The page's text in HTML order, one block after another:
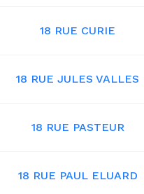
18 RUE CURIE
18 RUE JULES VALLES
18 RUE PASTEUR
18 RUE PAUL ELUARD